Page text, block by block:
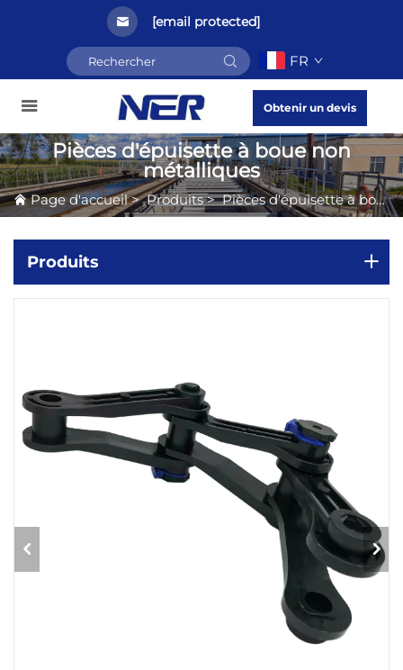
[email protected]
FR
Obtenir un devis
Pièces d'épuisette à boue non
métalliques
Page d'accueil>Produits>Pièces d'épuisette à boue non métalliques
Produits